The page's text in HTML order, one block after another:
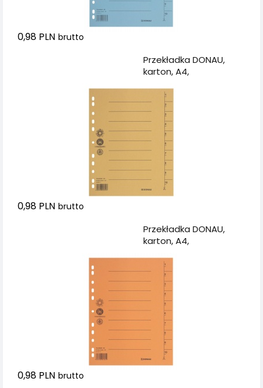
0,98 PLN brutto
Przekładka DONAU,
karton, A4,
karta, żółta
0,98 PLN brutto
Przekładka DONAU,
karton, A4,
karta, pomarańczowa
0,98 PLN brutto